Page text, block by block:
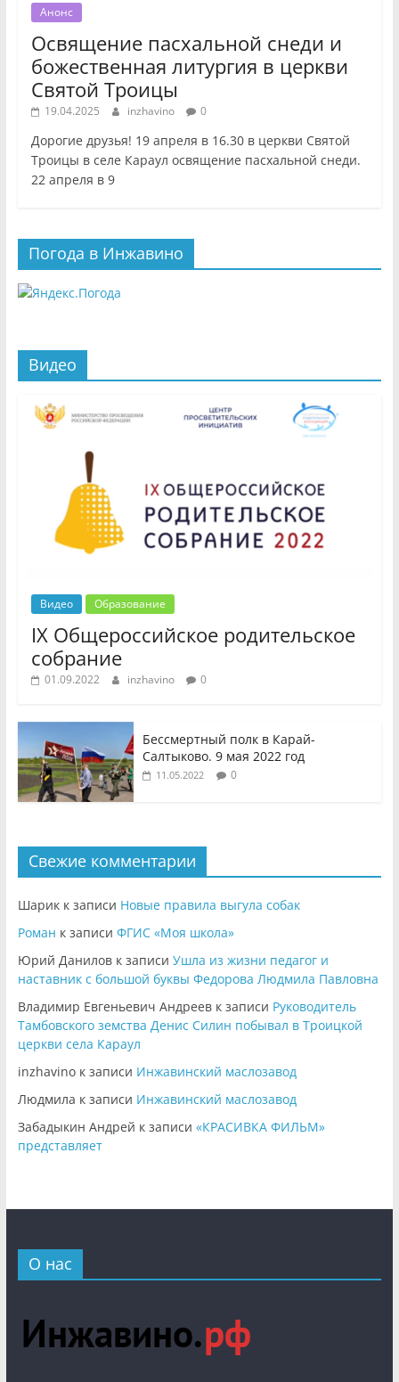
Анонс
Освящение пасхальной снеди и
божественная литургия в церкви
Святой Троицы
19.04.2025 inzhavino 0
Дорогие друзья! 19 апреля в 16.30 в церкви Святой
Троицы в селе Караул освящение пасхальной снеди.
22 апреля в 9
Погода в Инжавино
Видео
Видео Образование
IX Общероссийское родительское
собрание
01.09.2022 inzhavino 0
Бессмертный полк в Карай-
Салтыково. 9 мая 2022 год
11.05.2022 0
Свежие комментарии
Шарикк записи Новые правила выгула собак
Роман к записи ФГИС «Моя школа»
Юрий Даниловк записи Ушла из жизни педагог и
наставник с большой буквы Федорова Людмила Павловна
Владимир Евгеньевич Андреевк записи Руководитель
Тамбовского земства Денис Силин побывал в Троицкой
церкви села Караул
inzhavinoк записи Инжавинский маслозавод
Людмила к записи Инжавинский маслозавод
Забадыкин Андрей к записи «КРАСИВКА ФИЛЬМ»
представляет
О нас